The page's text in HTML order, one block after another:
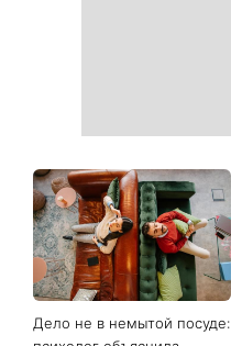
Дело не в немытой посуде: